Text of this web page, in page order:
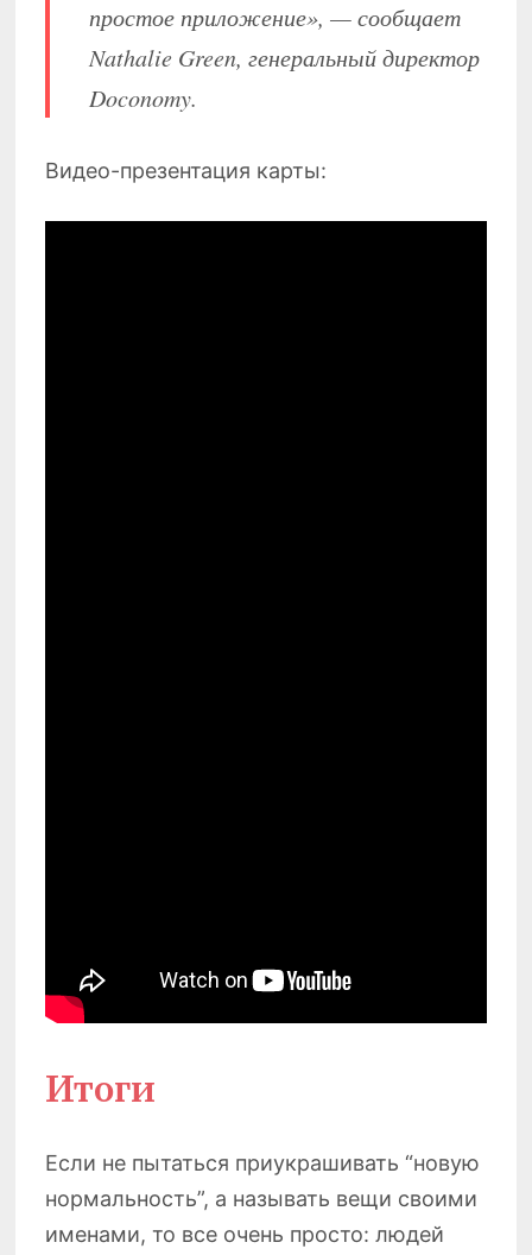
простое приложение», — сообщает
Nathalie Green, генеральный директор
Doconomy.
Видео-презентация карты:
Итоги
Если не пытаться приукрашивать “новую
нормальность”, а называть вещи своими
именами, то все очень просто: людей